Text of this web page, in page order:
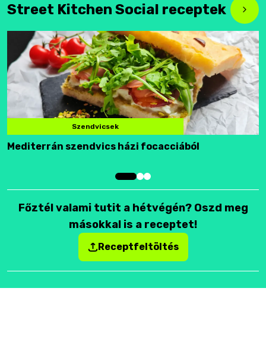
Street Kitchen Social receptek
Szendvicsek
Mediterrán szendvics házi focacciából
Főztél valami tutit a hétvégén? Oszd meg
másokkal is a receptet!
Receptfeltöltés